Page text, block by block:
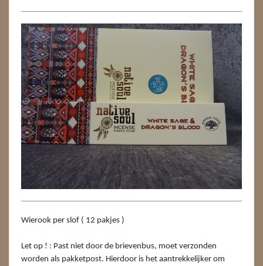
GEODE 'S / STANDAARDS
GESLEPEN STENEN
HANGERS
HARTEN
HUISREINIGING
KAARSEN
LAMPEN
READING EN PERSOONLIJK ADVIES
Wierook per slof ( 12 pakjes )
Let op ! : Past niet door de brievenbus, moet verzonden
worden als pakketpost. Hierdoor is het aantrekkelijker om